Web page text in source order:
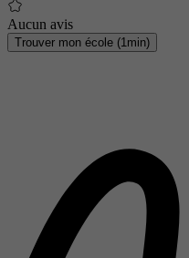
Aucun avis
Trouver mon école (1min)